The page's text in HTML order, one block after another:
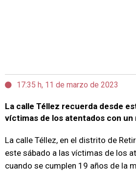
17:35 h, 11 de marzo de 2023
La calle Téllez recuerda desde
víctimas de los atentados con un
La calle Téllez, en el distrito de
este sábado a las víctimas de los
cuando se cumplen 19 años de la